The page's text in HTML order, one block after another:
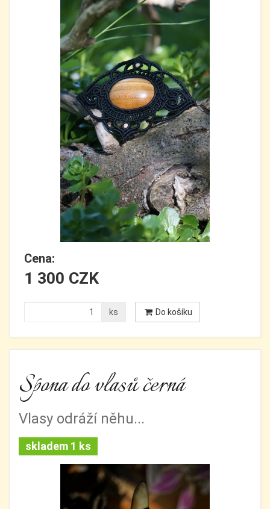
Cena:
1 300 CZK
ks Do košíku
Spona do vlasů černá
Vlasy odráží něhu...
skladem 1 ks